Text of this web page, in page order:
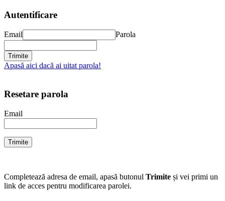
Autentificare
Email Parola
Apasă aici dacă ai uitat parola!
Resetare parola
Email
Completează adresa de email, apasă butonul Trimite și vei primi un
link de acces pentru modificarea parolei.